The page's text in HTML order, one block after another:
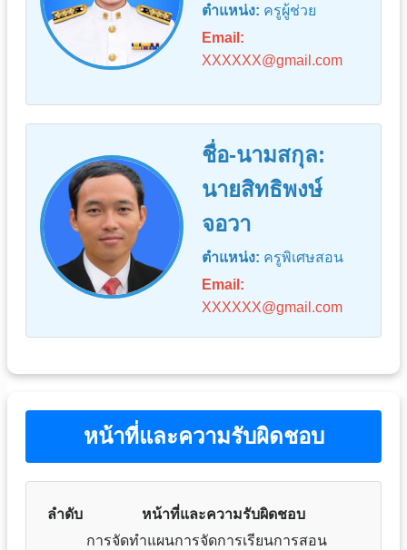
ตำแหน่ง: ครูผู้ช่วย
Email:
XXXXXX@gmail.com
ชื่อ-นามสกุล:
นายสิทธิพงษ์
จอวา
ตำแหน่ง: ครูพิเศษสอน
Email:
XXXXXX@gmail.com
หน้าที่และความรับผิดชอบ
ลำดับ หน้าที่และความรับผิดชอบ
การจัดทำแผนการจัดการเรียนการสอน